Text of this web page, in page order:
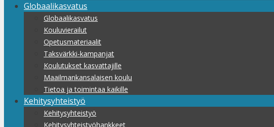
Globaalikasvatus
Globaalikasvatus
Kouluvierailut
Opetusmateriaalit
Taksvärkki-kampanjat
Koulutukset kasvattajille
Maailmankansalaisen koulu
Tietoa ja toimintaa kaikille
Kehitysyhteistyö
Kehitysyhteistyö
Kehitysyhteistyöhankkeet